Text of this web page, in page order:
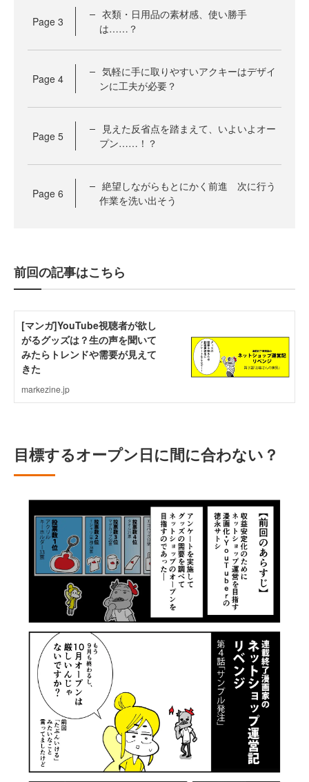
Page 3
衣類・日用品の素材感、使い勝手
は……？
Page 4
気軽に手に取りやすいアクキーはデザイ
ンに工夫が必要？
Page 5
見えた反省点を踏まえて、いよいよオー
プン……！？
Page 6
絶望しながらもとにかく前進 次に行う
作業を洗い出そう
前回の記事はこちら
目標するオープン日に間に合わない？